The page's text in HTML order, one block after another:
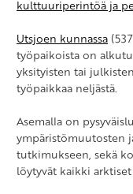
kulttuuriperintöä ja
Utsjoen kunnassa
työpaikoista on
yksityisten tai
työpaikkaa neljästä.
Asemalla on
ympäristömuutosten
tutkimukseen, sekä
löytyvät kaikki